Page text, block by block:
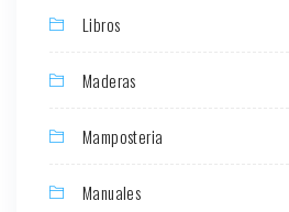
Libros
Maderas
Mamposteria
Manuales